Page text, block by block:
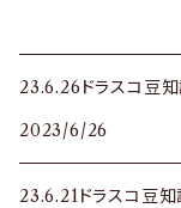
23.6.26ドラスコ豆知
2023/6/26
23.6.21ドラスコ豆